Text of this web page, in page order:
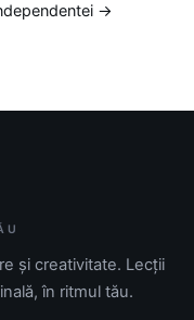
→
și creativitate. Lecții
în ritmul tău.